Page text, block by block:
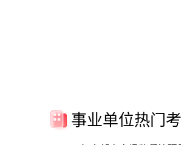
事业单位热门